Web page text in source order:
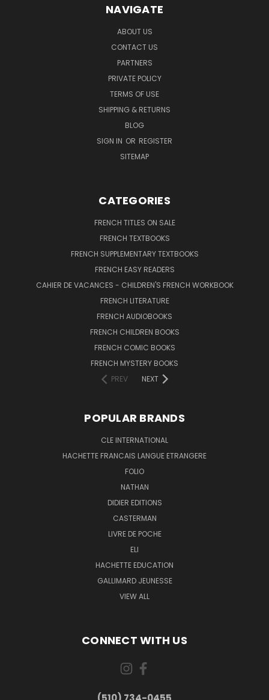
NAVIGATE
ABOUT US
CONTACT US
PARTNERS
PRIVATE POLICY
TERMS OF USE
SHIPPING & RETURNS
BLOG
SIGN IN OR REGISTER
SITEMAP
CATEGORIES
FRENCH TITLES ON SALE
FRENCH TEXTBOOKS
FRENCH SUPPLEMENTARY TEXTBOOKS
FRENCH EASY READERS
CAHIER DE VACANCES - CHILDREN'S FRENCH WORKBOOK
FRENCH LITERATURE
FRENCH AUDIOBOOKS
FRENCH CHILDREN BOOKS
FRENCH COMIC BOOKS
FRENCH MYSTERY BOOKS
PREV
NEXT
POPULAR BRANDS
CLE INTERNATIONAL
HACHETTE FRANCAIS LANGUE ETRANGERE
FOLIO
NATHAN
DIDIER EDITIONS
CASTERMAN
LIVRE DE POCHE
ELI
HACHETTE EDUCATION
GALLIMARD JEUNESSE
VIEW ALL
CONNECT WITH US